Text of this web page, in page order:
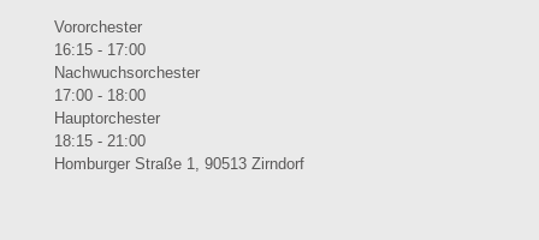
Vororchester
16:15 - 17:00
Nachwuchsorchester
17:00 - 18:00
Hauptorchester
18:15 - 21:00
Homburger Straße 1, 90513 Zirndorf